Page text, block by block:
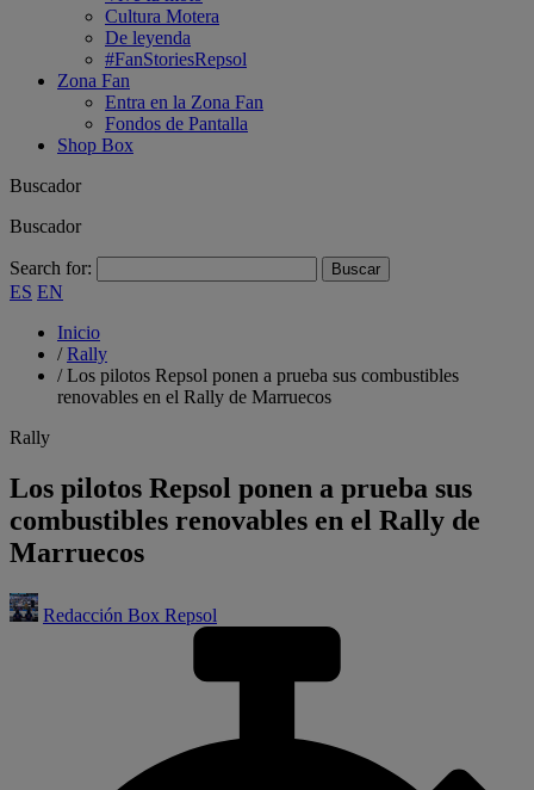
Cultura Motera
De leyenda
#FanStoriesRepsol
Zona Fan
Entra en la Zona Fan
Fondos de Pantalla
Shop Box
Buscador
Buscador
Search for:
ES EN
Inicio
/Rally
/Los pilotos Repsol ponen a prueba sus combustibles
renovables en el Rally de Marruecos
Rally
Los pilotos Repsol ponen a prueba sus
combustibles renovables en el Rally de
Marruecos
Redacción Box Repsol